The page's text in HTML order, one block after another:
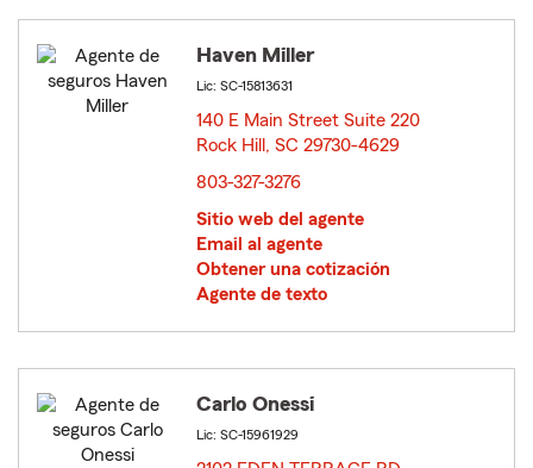
Haven Miller
Lic: SC-15813631
140 E Main Street Suite 220
Rock Hill, SC 29730-4629
803-327-3276
Sitio web del agente
Email al agente
Obtener una cotización
Agente de texto
Carlo Onessi
Lic: SC-15961929